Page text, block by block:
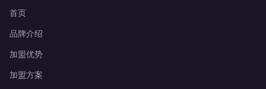
首页
品牌介绍
加盟优势
加盟方案